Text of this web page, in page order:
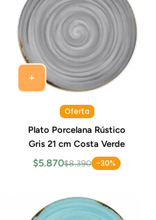
Oferta
Plato Porcelana Rústico
Gris 21 cm Costa Verde
$5.870$8.390 -30%